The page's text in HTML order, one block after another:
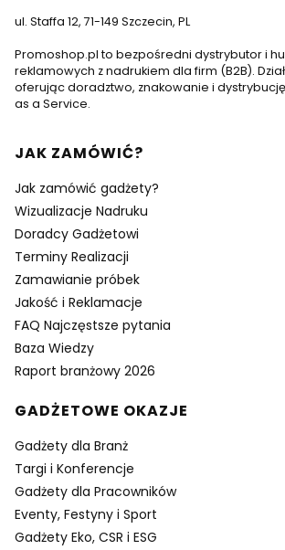
ul. Staffa 12, 71-149 Szczecin, PL
Promoshop.pl to bezpośredni dystrybutor i
reklamowych z nadrukiem dla firm (B2B).
oferując doradztwo, znakowanie i
as a Service.
Linki w stopce
JAK ZAMÓWIĆ?
Jak zamówić gadżety?
Wizualizacje Nadruku
Doradcy Gadżetowi
Terminy Realizacji
Zamawianie próbek
Jakość i Reklamacje
FAQ Najczęstsze pytania
Baza Wiedzy
Raport branżowy 2026
GADŻETOWE OKAZJE
Gadżety dla Branż
Targi i Konferencje
Gadżety dla Pracowników
Eventy, Festyny i Sport
Gadżety Eko, CSR i ESG